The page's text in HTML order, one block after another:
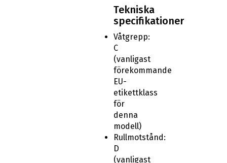
Tekniska
specifikationer
Våtgrepp:
C
(vanligast
förekommande
EU-
etikettklass
för
denna
modell)
Rullmotstånd:
D
(vanligast